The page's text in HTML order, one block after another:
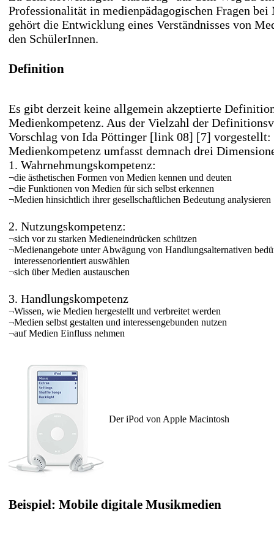
Professionalität in medienpädagogischen Fragen
gehört die Entwicklung eines Verständnisses von
den SchülerInnen.
Definition
Es gibt derzeit keine allgemein akzeptierte
Medienkompetenz. Aus der Vielzahl der
Vorschlag von Ida Pöttinger [link 08] [7] vorgestellt:
Medienkompetenz umfasst demnach drei
1. Wahrnehmungskompetenz:
¬die ästhetischen Formen von Medien kennen und deuten
¬die Funktionen von Medien für sich selbst erkennen
¬Medien hinsichtlich ihrer gesellschaftlichen Bedeutung analysieren
2. Nutzungskompetenz:
¬sich vor zu starken Medieneindrücken schützen
¬Medienangebote unter Abwägung von Handlungsalternativen
interessenorientiert auswählen
¬sich über Medien austauschen
3. Handlungskompetenz
¬Wissen, wie Medien hergestellt und verbreitet werden
¬Medien selbst gestalten und interessengebunden nutzen
¬auf Medien Einfluss nehmen
Der iPod von Apple Macintosh
Beispiel: Mobile digitale Musikmedien